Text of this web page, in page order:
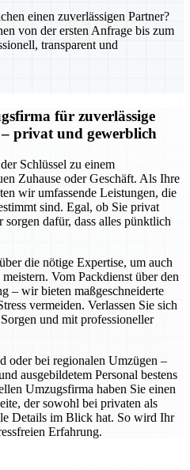
einen zuverlässigen Partner?
von der ersten Anfrage bis zum
transparent und
für zuverlässige
privat und gewerblich
Schlüssel zu einem
Zuhause oder Geschäft. Als Ihre
wir umfassende Leistungen, die
sind. Egal, ob Sie privat
dafür, dass alles pünktlich
die nötige Expertise, um auch
Vom Packdienst über den
– wir bieten maßgeschneiderte
vermeiden. Verlassen Sie sich
und mit professioneller
oder bei regionalen Umzügen –
ausgebildetem Personal bestens
Umzugsfirma haben Sie einen
der sowohl bei privaten als
Details im Blick hat. So wird Ihr
Erfahrung.